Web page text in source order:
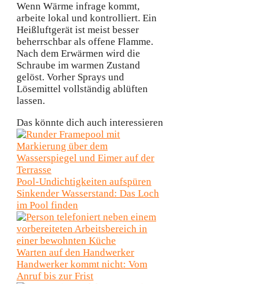
Wenn Wärme infrage kommt,
arbeite lokal und kontrolliert. Ein
Heißluftgerät ist meist besser
beherrschbar als offene Flamme.
Nach dem Erwärmen wird die
Schraube im warmen Zustand
gelöst. Vorher Sprays und
Lösemittel vollständig ablüften
lassen.
Das könnte dich auch interessieren
Pool-Undichtigkeiten aufspüren
Sinkender Wasserstand: Das Loch
im Pool finden
Warten auf den Handwerker
Handwerker kommt nicht: Vom
Anruf bis zur Frist